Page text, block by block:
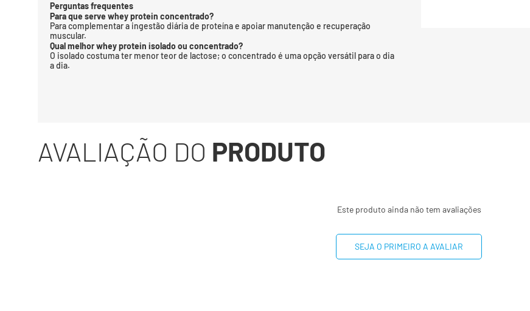
Perguntas frequentes
Para que serve whey protein concentrado?
Para complementar a ingestão diária de proteína e apoiar manutenção e recuperação
muscular.
Qual melhor whey protein isolado ou concentrado?
O isolado costuma ter menor teor de lactose; o concentrado é uma opção versátil para o dia
a dia.
AVALIAÇÃO DO PRODUTO
Este produto ainda não tem avaliações
SEJA O PRIMEIRO A AVALIAR